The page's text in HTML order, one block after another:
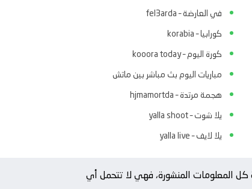
في العارضة – fel3arda
كورابيا – korabia
كورة اليوم – kooora today
مباريات اليوم بث مباشر بين ماتش
هجمة مرتدة – hjmamortda
يلا شوت – yalla shoot
يلا لايف – yalla live
كل المعلومات المنشورة، فهي لا تتحمل أي